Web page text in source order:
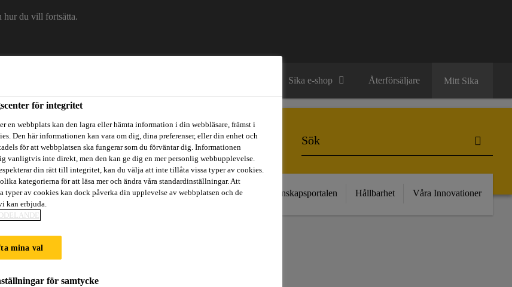
du vill fortsätta.
Sika e-shop Återförsäljare Mitt Sika
Referenser Teknisk Support Föreskrivare / Arkitekt Kunskapsportalen Hållbarhet Våra Innovationer
för integritet
en webbplats kan den lagra eller hämta information i din webbläsare, främst i
Den här informationen kan vara om dig, dina preferenser, eller din enhet och
för att webbplatsen ska fungerar som du förväntar dig. Informationen
vanligtvis inte direkt, men den kan ge dig en mer personlig webbupplevelse.
din rätt till integritet, kan du välja att inte tillåta vissa typer av cookies.
kategorierna för att läsa mer och ändra våra standardinställningar. Att
typer av cookies kan dock påverka din upplevelse av webbplatsen och de
kan erbjuda.
mina val
för samtycke